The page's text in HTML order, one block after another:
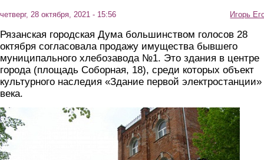
четверг, 28 октября, 2021 - 15:56 Игорь
Рязанская городская Дума большинством голосов 28
октября согласовала продажу имущества бывшего
муниципального хлебозавода №1. Это здания в центре
города (площадь Соборная, 18), среди которых объект
культурного наследия «Здание первой электростанции»
века.
zavod_14_0_0_0_0.jpg